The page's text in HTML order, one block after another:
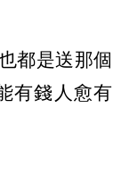
都是送那個
有錢人愈有